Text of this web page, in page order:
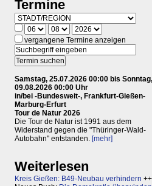
Termine
vergangene Termine anzeigen
Samstag, 25.07.2026 00:00 bis Sonntag,
09.08.2026 00:00 Uhr
in/bei -Bundesweit-, Frankfurt-Gießen-
Marburg-Erfurt
Tour de Natur 2026
Die Tour de Natur ist 1991 aus dem
Widerstand gegen die "Thüringer-Wald-
Autobahn" entstanden. [mehr]
Weiterlesen
Kreis Gießen: B49-Neubau verhindern ++